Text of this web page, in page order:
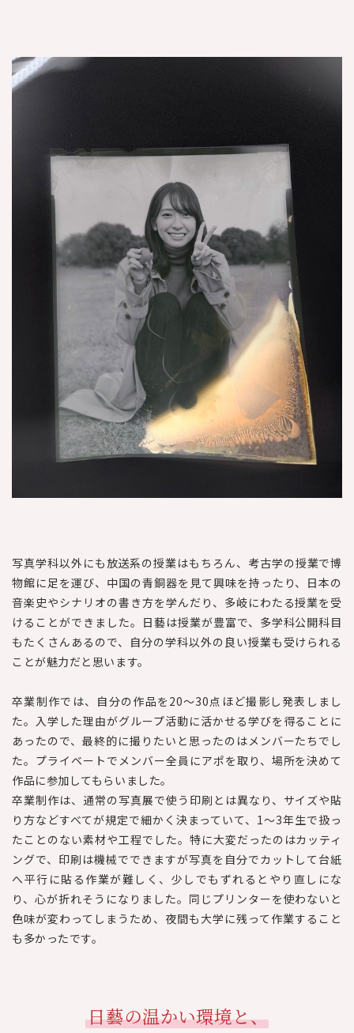
写真学科以外にも放送系の授業はもちろん、考古学の授業で博
物館に足を運び、中国の青銅器を見て興味を持ったり、日本の
音楽史やシナリオの書き方を学んだり、多岐にわたる授業を受
けることができました。日藝は授業が豊富で、多学科公開科目
もたくさんあるので、自分の学科以外の良い授業も受けられる
ことが魅力だと思います。
卒業制作では、自分の作品を20～30点ほど撮影し発表しまし
た。入学した理由がグループ活動に活かせる学びを得ることに
あったので、最終的に撮りたいと思ったのはメンバーたちでし
た。プライベートでメンバー全員にアポを取り、場所を決めて
作品に参加してもらいました。
卒業制作は、通常の写真展で使う印刷とは異なり、サイズや貼
り方などすべてが規定で細かく決まっていて、1～3年生で扱っ
たことのない素材や工程でした。特に大変だったのはカッティ
ングで、印刷は機械でできますが写真を自分でカットして台紙
へ平行に貼る作業が難しく、少しでもずれるとやり直しにな
り、心が折れそうになりました。同じプリンターを使わないと
色味が変わってしまうため、夜間も大学に残って作業すること
も多かったです。
日藝の温かい環境と、